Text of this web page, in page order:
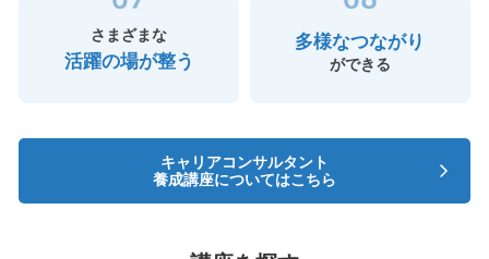
さまざまな
活躍の場が整う
多様なつながり
ができる
キャリアコンサルタント
養成講座についてはこちら